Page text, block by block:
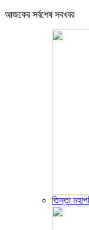
আজকের সর্বশেষ সবখবর
তিস্তা